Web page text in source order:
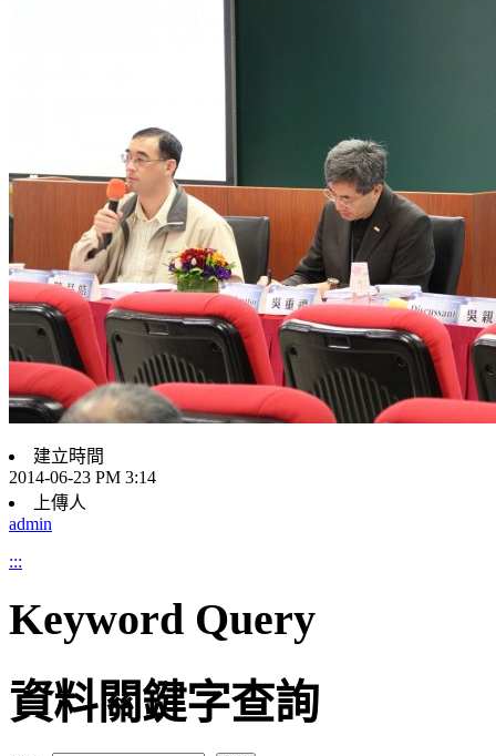
建立時間
2014-06-23 PM 3:14
上傳人
admin
:::
Keyword Query
資料關鍵字查詢